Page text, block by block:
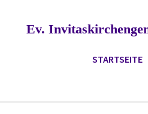
Ev.
STARTSEITE